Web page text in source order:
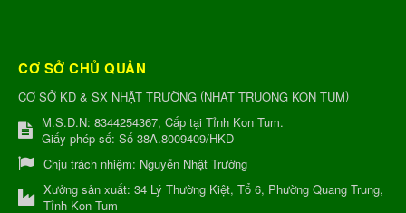
CƠ SỞ CHỦ QUẢN
CƠ SỞ KD & SX NHẬT TRƯỜNG (NHAT TRUONG KON TUM)
M.S.D.N: 8344254367, Cấp tại Tỉnh Kon Tum.
Giấy phép số: Số 38A.8009409/HKD
Chịu trách nhiệm: Nguyễn Nhật Trường
Xưởng sản xuất: 34 Lý Thường Kiệt, Tổ 6, Phường Quang Trung,
Tỉnh Kon Tum